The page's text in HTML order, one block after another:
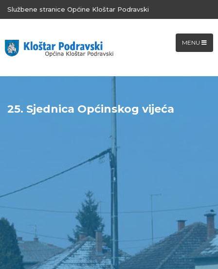
Službene stranice Općine Kloštar Podravski
MENU
25. Sjednica Općinskog vijeća